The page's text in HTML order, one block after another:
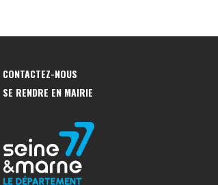
CONTACTEZ-NOUS
SE RENDRE EN MAIRIE